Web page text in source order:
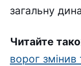
загальну
Читайте
ворог змінив